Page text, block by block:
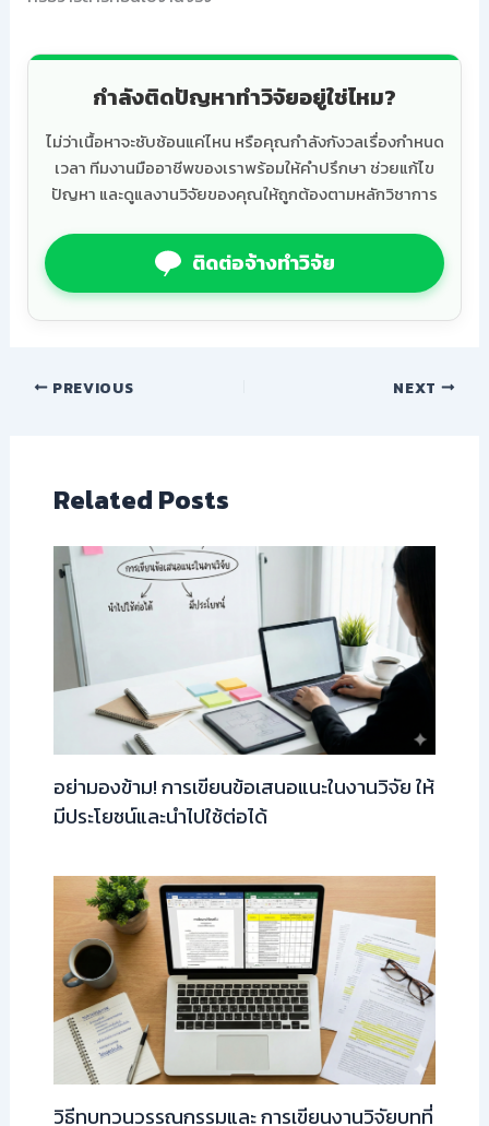
กำลังติดปัญหาทำวิจัยอยู่ใช่ไหม?
ไม่ว่าเนื้อหาจะซับซ้อนแค่ไหน หรือคุณกำลังกังวลเรื่องกำหนด
เวลา ทีมงานมืออาชีพของเราพร้อมให้คำปรึกษา ช่วยแก้ไข
ปัญหา และดูแลงานวิจัยของคุณให้ถูกต้องตามหลักวิชาการ
ติดต่อจ้างทำวิจัย
PREVIOUS NEXT
Related Posts
อย่ามองข้าม! การเขียนข้อเสนอแนะในงานวิจัย ให้
มีประโยชน์และนำไปใช้ต่อได้
วิธีทบทวนวรรณกรรมและ การเขียนงานวิจัยบทที่